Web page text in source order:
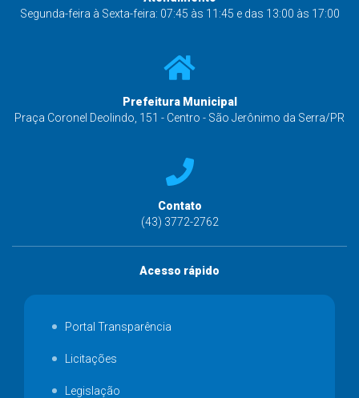
Segunda-feira à Sexta-feira: 07:45 às 11:45 e das 13:00 às 17:00
Prefeitura Municipal
Praça Coronel Deolindo, 151 - Centro - São Jerônimo da Serra/PR
Contato
(43) 3772-2762
Acesso rápido
Portal Transparência
Licitações
Legislação